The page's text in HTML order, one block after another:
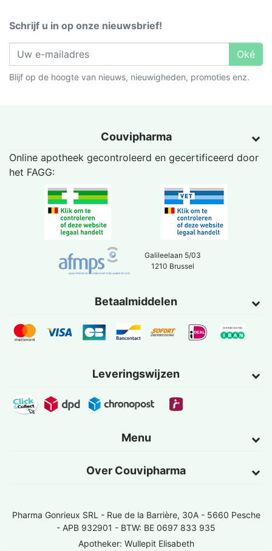
Schrijf u in op onze nieuwsbrief!
Oké
Blijf op de hoogte van nieuws, nieuwigheden, promoties enz.
Couvipharma
Online apotheek gecontroleerd en gecertificeerd door
het FAGG:
Galileelaan 5/03
1210 Brussel
Betaalmiddelen
Leveringswijzen
Menu
Over Couvipharma
Pharma Gonrieux SRL - Rue de la Barrière, 30A - 5660 Pesche
- APB 932901 - BTW: BE 0697 833 935
Apotheker: Wullepit Elisabeth